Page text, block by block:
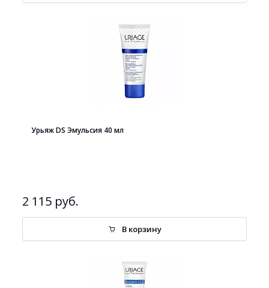
Урьяж DS Эмульсия 40 мл
2 115 руб.
В корзину